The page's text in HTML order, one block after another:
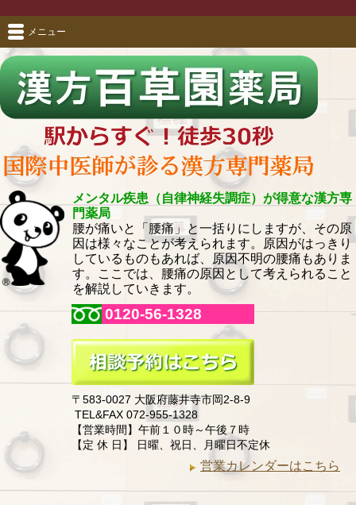
メンタル疾患（自律神経失調症）が得意な漢方専
門薬局
腰が痛いと「腰痛」と一括りにしますが、その原
因は様々なことが考えられます。原因がはっきり
しているものもあれば、原因不明の腰痛もありま
す。ここでは、腰痛の原因として考えられること
を解説していきます。
0120-56-1328
〒583-0027 大阪府藤井寺市岡2-8-9
TEL&FAX 072-955-1328
【営業時間】午前１０時～午後７時
【定 休 日】 日曜、祝日、月曜日不定休
営業カレンダーはこちら
メニュー